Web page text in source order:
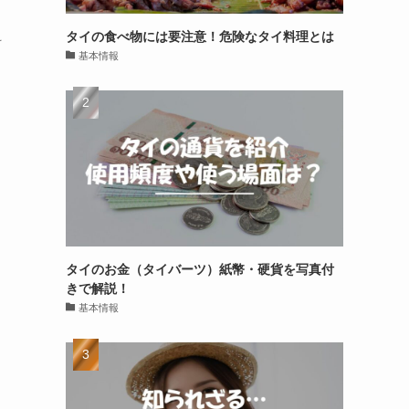
タイの食べ物には要注意！危険なタイ料理とは
基本情報
タイのお金（タイバーツ）紙幣・硬貨を写真付
きで解説！
基本情報